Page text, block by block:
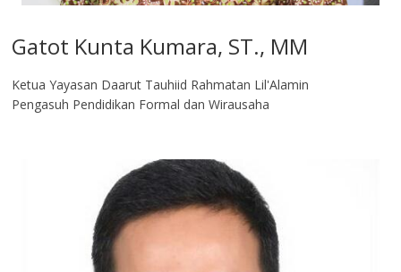
Gatot Kunta Kumara, ST., MM
Ketua Yayasan Daarut Tauhiid Rahmatan Lil'Alamin
Pengasuh Pendidikan Formal dan Wirausaha